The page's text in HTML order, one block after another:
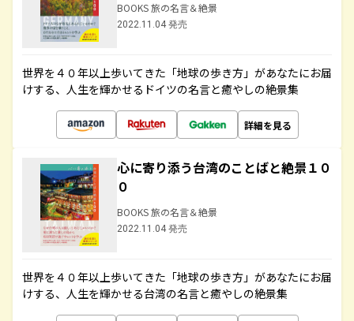
BOOKS 旅の名言＆絶景
2022.11.04 発売
世界を４０年以上歩いてきた「地球の歩き方」があなたにお届
けする、人生を輝かせるドイツの名言と癒やしの絶景集
詳細を見る
心に寄り添う台湾のことばと絶景１０
０
BOOKS 旅の名言＆絶景
2022.11.04 発売
世界を４０年以上歩いてきた「地球の歩き方」があなたにお届
けする、人生を輝かせる台湾の名言と癒やしの絶景集